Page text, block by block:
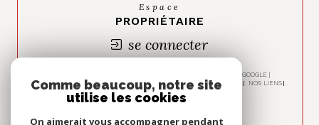
Espace
PROPRIÉTAIRE
se connecter
© 2026 | TOUS DROITS RÉSERVÉS | TRADUCTION POWERED BY GOOGLE |
NOS HONORAIRES
PLAN DU SITE MENTIONS LÉGALES ADMIN
NOS LIENS
POLITIQUE RGPD
COOKIES
Comme beaucoup, notre site
utilise les cookies
On aimerait vous accompagner pendant